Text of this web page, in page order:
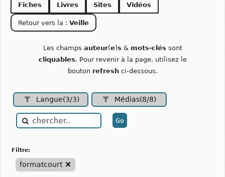
Fiches Livres Sites Vidéos
Retour vers la : Veille
Les champs auteur(e)s & mots-clés sont
cliquables. Pour revenir à la page, utilisez le
bouton refreshci-dessous.
Langue(3/3) Médias(8/8)
filtre:
formatcourt